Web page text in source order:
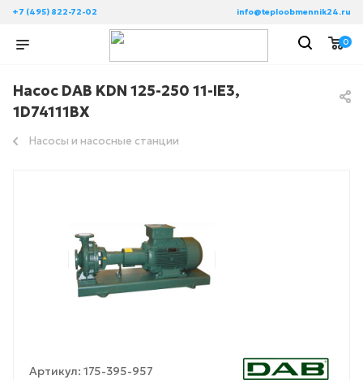
+7 (495) 822-72-02 info@teploobmennik24.ru
0
Насос DAB KDN 125-250 11-IE3,
1D74111BX
Насосы и насосные станции
Артикул: 175-395-957